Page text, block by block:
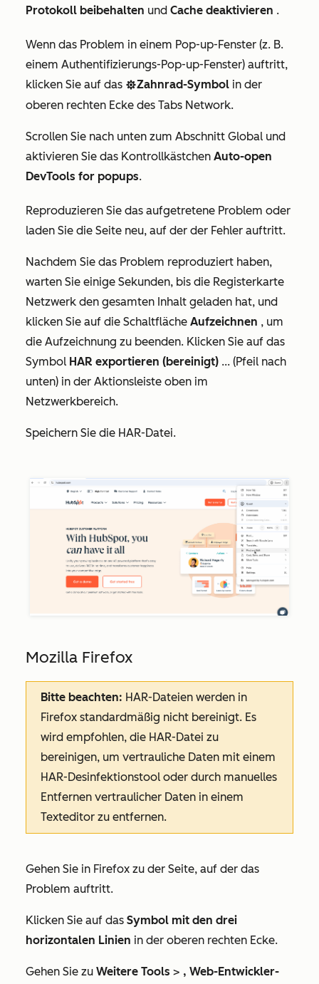
Protokoll beibehalten und Cache deaktivieren .
Wenn das Problem in einem Pop-up-Fenster (z. B.
einem Authentifizierungs-Pop-up-Fenster) auftritt,
klicken Sie auf das settingsZahnrad-Symbol in der
oberen rechten Ecke des Tabs Network.
Scrollen Sie nach unten zum Abschnitt Global und
aktivieren Sie das Kontrollkästchen Auto-open
DevTools for popups.
Reproduzieren Sie das aufgetretene Problem oder
laden Sie die Seite neu, auf der der Fehler auftritt.
Nachdem Sie das Problem reproduziert haben,
warten Sie einige Sekunden, bis die Registerkarte
Netzwerk den gesamten Inhalt geladen hat, und
klicken Sie auf die Schaltfläche Aufzeichnen , um
die Aufzeichnung zu beenden. Klicken Sie auf das
Symbol HAR exportieren (bereinigt) ... (Pfeil nach
unten) in der Aktionsleiste oben im
Netzwerkbereich.
Speichern Sie die HAR-Datei.
Mozilla Firefox
Bitte beachten: HAR-Dateien werden in
Firefox standardmäßig nicht bereinigt. Es
wird empfohlen, die HAR-Datei zu
bereinigen, um vertrauliche Daten mit einem
HAR-Desinfektionstool oder durch manuelles
Entfernen vertraulicher Daten in einem
Texteditor zu entfernen.
Gehen Sie in Firefox zu der Seite, auf der das
Problem auftritt.
Klicken Sie auf das Symbol mit den drei
horizontalen Linien in der oberen rechten Ecke.
Gehen Sie zu Weitere Tools > , Web-Entwickler-